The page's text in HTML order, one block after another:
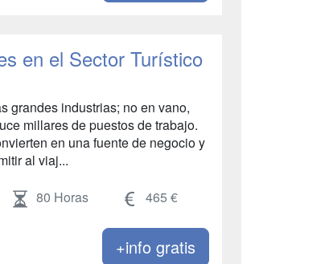
en el Sector Turístico
grandes industrias; no en vano,
millares de puestos de trabajo.
en una fuente de negocio y
al viaj...
80 Horas 465 €
+info gratis